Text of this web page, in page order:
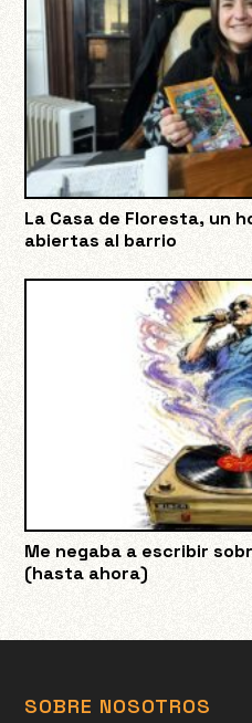
La Casa de Floresta, un
abiertas al barrio
Me negaba a escribir
(hasta ahora)
SOBRE NOSOTROS